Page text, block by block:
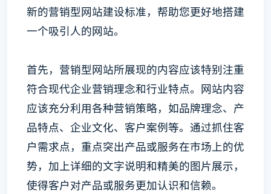
新的营销型网站建设标准，帮助您更好地搭建
一个吸引人的网站。
首先，营销型网站所展现的内容应该特别注重
符合现代企业营销理念和行业特点。网站内容
应该充分利用各种营销策略，如品牌理念、产
品特点、企业文化、客户案例等。通过抓住客
户需求点，重点突出产品或服务在市场上的优
势，加上详细的文字说明和精美的图片展示，
使得客户对产品或服务更加认识和信赖。